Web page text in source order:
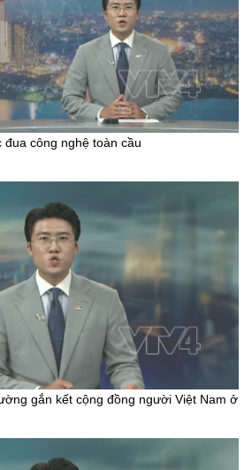
công nghệ toàn cầu
gắn kết cộng đồng người Việt Nam ở